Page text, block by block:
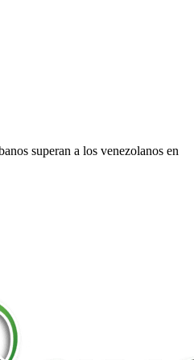
superan a los venezolanos en